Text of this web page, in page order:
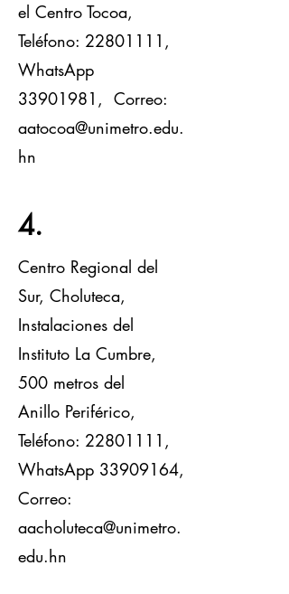
el Centro Tocoa,
Teléfono: 22801111 ,
WhatsApp
33901981 , Correo:
aatocoa@unimetro.edu.
hn
4.
Centro Regional del
Sur, Choluteca,
Instalaciones del
Instituto La Cumbre,
500 metros del
Anillo Periférico,
Teléfono: 22801111 ,
WhatsApp 33909164,
Correo:
aacholuteca@unimetro.
edu.hn